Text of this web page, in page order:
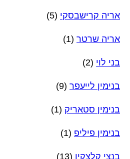
אריה קרישבסקי (5)
אריה שרטר (1)
בני לוי (2)
בנימין לייעפר (9)
בנימין סטאריק (1)
בנימין פיליפ (1)
בנצי קלצקין (13)